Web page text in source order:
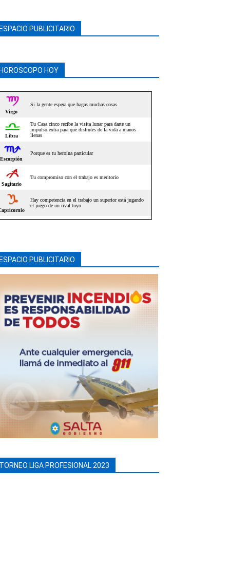
ESPACIO PUBLICITARIO
HOROSCOPO HOY
ESPACIO PUBLICITARIO
TORNEO LIGA PROFESIONAL 2023